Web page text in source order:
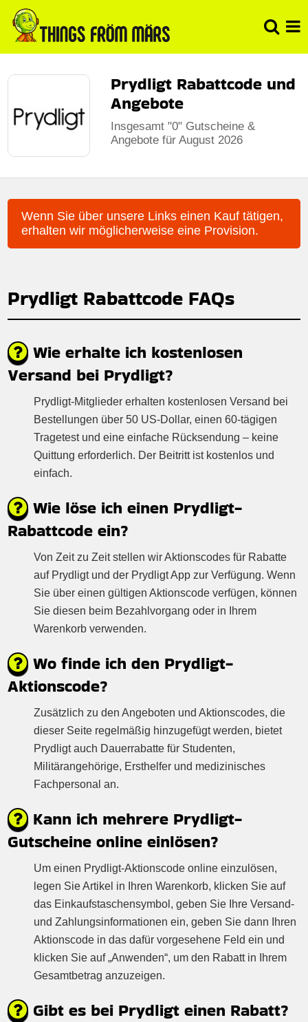
Prydligt Rabattcode und
Angebote
Insgesamt "0" Gutscheine &
Angebote für August 2026
Wenn Sie über unsere Links einen Kauf tätigen,
erhalten wir möglicherweise eine Provision.
Prydligt Rabattcode FAQs
Wie erhalte ich kostenlosen
Versand bei Prydligt?
Prydligt-Mitglieder erhalten kostenlosen Versand bei
Bestellungen über 50 US-Dollar, einen 60-tägigen
Tragetest und eine einfache Rücksendung – keine
Quittung erforderlich. Der Beitritt ist kostenlos und
einfach.
Wie löse ich einen Prydligt-
Rabattcode ein?
Von Zeit zu Zeit stellen wir Aktionscodes für Rabatte
auf Prydligt und der Prydligt App zur Verfügung. Wenn
Sie über einen gültigen Aktionscode verfügen, können
Sie diesen beim Bezahlvorgang oder in Ihrem
Warenkorb verwenden.
Wo finde ich den Prydligt-
Aktionscode?
Zusätzlich zu den Angeboten und Aktionscodes, die
dieser Seite regelmäßig hinzugefügt werden, bietet
Prydligt auch Dauerrabatte für Studenten,
Militärangehörige, Ersthelfer und medizinisches
Fachpersonal an.
Kann ich mehrere Prydligt-
Gutscheine online einlösen?
Um einen Prydligt-Aktionscode online einzulösen,
legen Sie Artikel in Ihren Warenkorb, klicken Sie auf
das Einkaufstaschensymbol, geben Sie Ihre Versand-
und Zahlungsinformationen ein, geben Sie dann Ihren
Aktionscode in das dafür vorgesehene Feld ein und
klicken Sie auf „Anwenden“, um den Rabatt in Ihrem
Gesamtbetrag anzuzeigen.
Gibt es bei Prydligt einen Rabatt?